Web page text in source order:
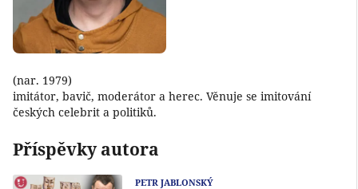
(nar. 1979)
imitátor, bavič, moderátor a herec. Věnuje se imitování
českých celebrit a politiků.
Příspěvky autora
PETR JABLONSKÝ